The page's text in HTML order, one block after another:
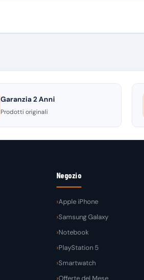
Garanzia 2 Anni
Prodotti originali
Negozio
Apple iPhone
Samsung Galaxy
Notebook
PlayStation 5
Smartwatch
Offerte del Mese